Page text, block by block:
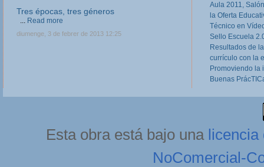
Tres épocas, tres géneros
... Read more
diumenge, 3 de febrer de 2013 12:25
Aula 2011,
la Oferta
Técnico en
Sello Escuela
Resultados de
currículo con la
Promoviendo la
Buenas
Esta obra está bajo una licencia
NoComercial-